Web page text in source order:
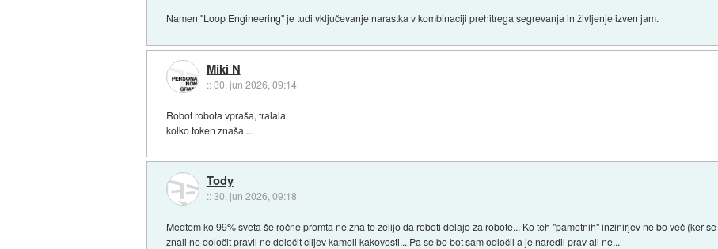
Namen "Loop Engineering" je tudi vključevanje narastka v kombinaciji prehitrega segrevanja in življenje izven jam.
Miki N
::30. jun 2026, 09:14
Robot robota vpraša, tralala
kolko token znaša ...
Tody
::30. jun 2026, 09:18
Medtem ko 99% sveta še ročne promta ne zna te želijo da roboti delajo za robote... Ko teh "pametnih" inžinirjev ne bo več (ker
znali ne določit pravil ne določit ciljev kamoli kakovosti... Pa se bo bot sam odločil a je naredil prav ali ne...